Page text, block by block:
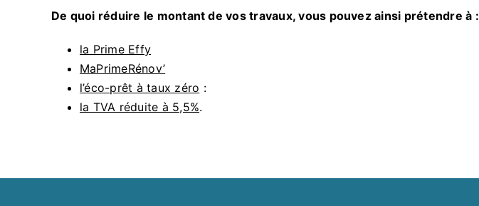
De quoi réduire le montant de vos travaux, vous pouvez ainsi prétendre à :
la Prime Effy
MaPrimeRénov’
l’éco-prêt à taux zéro :
la TVA réduite à 5,5%.